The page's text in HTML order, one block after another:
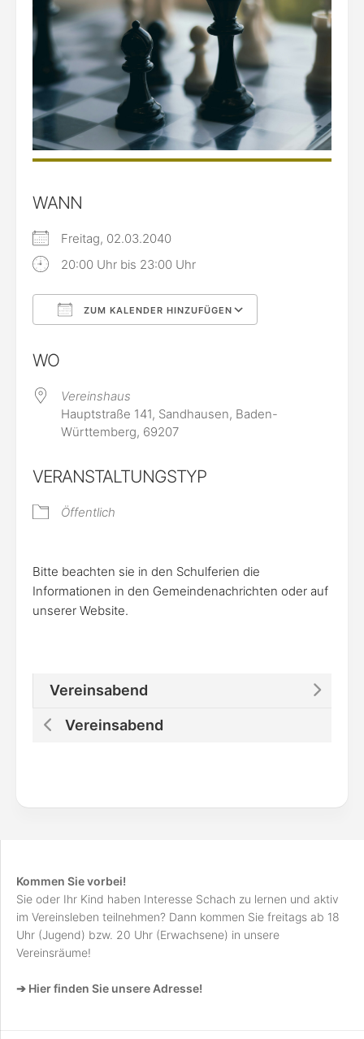
WANN
Freitag, 02.03.2040
20:00 Uhr bis 23:00 Uhr
ZUM KALENDER HINZUFÜGEN
WO
Vereinshaus
Hauptstraße 141, Sandhausen, Baden-
Württemberg, 69207
VERANSTALTUNGSTYP
Öffentlich
Bitte beachten sie in den Schulferien die
Informationen in den Gemeindenachrichten oder auf
unserer Website.
Vereinsabend
Vereinsabend
Kommen Sie vorbei!
Sie oder Ihr Kind haben Interesse Schach zu lernen und aktiv
im Vereinsleben teilnehmen? Dann kommen Sie freitags ab 18
Uhr (Jugend) bzw. 20 Uhr (Erwachsene) in unsere
Vereinsräume!
➔ Hier finden Sie unsere Adresse!